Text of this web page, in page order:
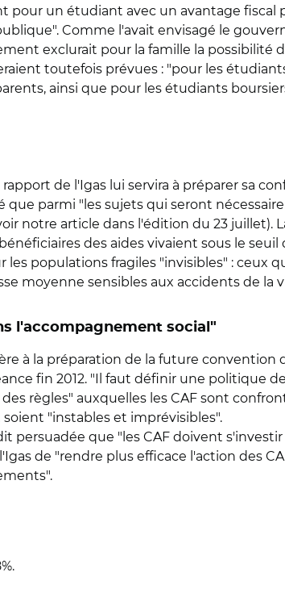
un étudiant avec un avantage fiscal
Comme l'avait envisagé le
exclurait pour la famille la possibilité
toutefois prévues : "pour les
ainsi que pour les étudiants
de l'Igas lui servira à préparer sa
parmi "les sujets qui seront
notre article dans l'édition du 23 juillet).
des aides vivaient sous le
populations fragiles "invisibles" : ceux
moyenne sensibles aux accidents de la
l'accompagnement social"
à la préparation de la future convention
fin 2012. "Il faut définir une politique
règles" auxquelles les CAF sont
"instables et imprévisibles".
persuadée que "les CAF doivent
de "rendre plus efficace l'action des